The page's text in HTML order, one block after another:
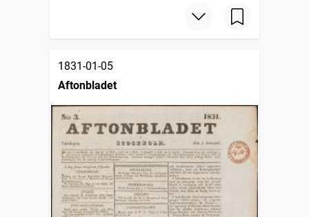
1831-01-05
Aftonbladet